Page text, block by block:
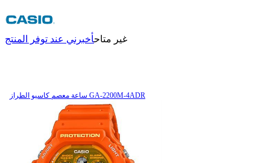
غير متاحأخبرني عند توفر المنتج
ساعة معصم کاسیو الطراز GA-2200M-4ADR